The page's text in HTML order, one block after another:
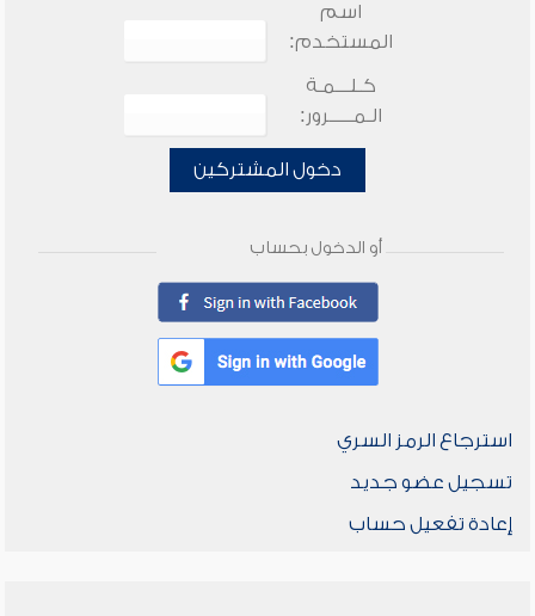
اسم
المستخدم:
كـلـــمـة
الـمـــــرور:
دخول المشتركين
أو الدخول بحساب
استرجاع الرمز السري
تسجيل عضو جديد
إعادة تفعيل حساب